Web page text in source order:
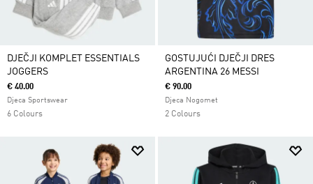
DJEČJI KOMPLET ESSENTIALS
JOGGERS
€ 40.00
Djeca Sportswear
6 Colours
GOSTUJUĆI DJEČJI DRES
ARGENTINA 26 MESSI
€ 90.00
Djeca Nogomet
2 Colours